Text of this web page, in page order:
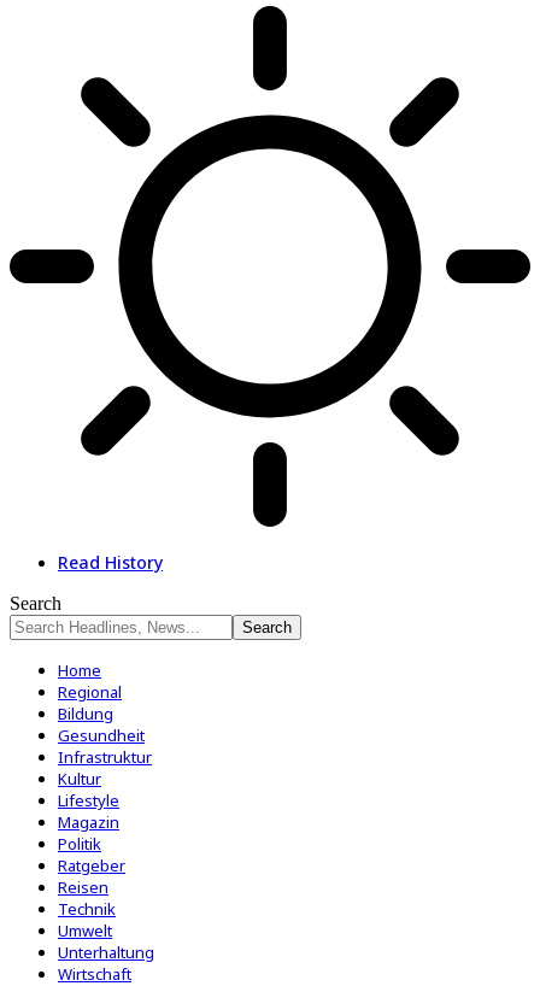
Read History
Search
Home
Regional
Bildung
Gesundheit
Infrastruktur
Kultur
Lifestyle
Magazin
Politik
Ratgeber
Reisen
Technik
Umwelt
Unterhaltung
Wirtschaft